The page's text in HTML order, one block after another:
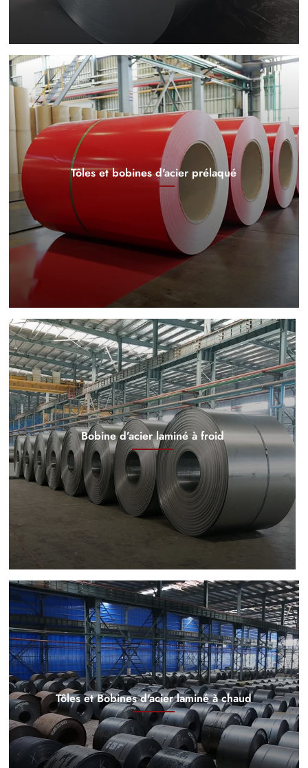
Tôles et bobines d'acier prélaqué
Bobine d’acier laminé à froid
Tôles et Bobines d'acier laminé à chaud